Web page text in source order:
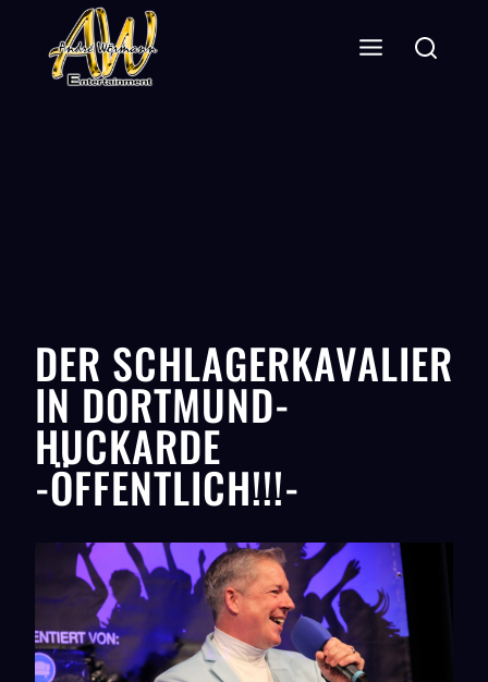
DER SCHLAGERKAVALIER
IN DORTMUND-
HUCKARDE
-ÖFFENTLICH!!!-